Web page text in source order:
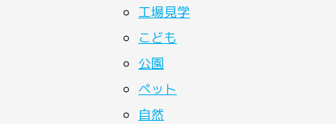
工場見学
こども
公園
ペット
自然